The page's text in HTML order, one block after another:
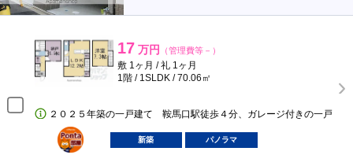
17 万円 （管理費等－）
敷 1ヶ月 / 礼 1ヶ月
1階 / 1SLDK / 70.06㎡
２０２５年築の一戸建て 鞍馬口駅徒歩４分、ガレージ付きの一戸
ポンタ
部屋
新築 パノラマ